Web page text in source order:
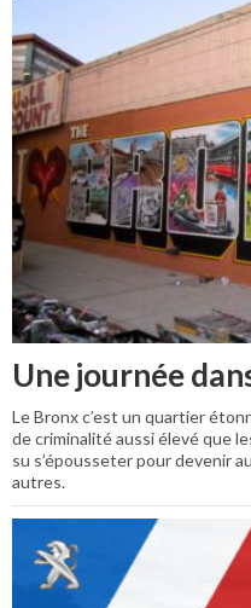
Une journée
Le Bronx c’est un quartier
de criminalité aussi élevé que
su s’épousseter pour devenir
autres.